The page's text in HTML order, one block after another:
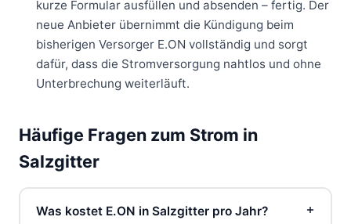
kurze Formular ausfüllen und absenden – fertig. Der
neue Anbieter übernimmt die Kündigung beim
bisherigen Versorger E.ON vollständig und sorgt
dafür, dass die Stromversorgung nahtlos und ohne
Unterbrechung weiterläuft.
Häufige Fragen zum Strom in
Salzgitter
Was kostet E.ON in Salzgitter pro Jahr?